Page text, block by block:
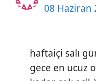
08 Haziran
haftaiçi salı
gece en ucuz